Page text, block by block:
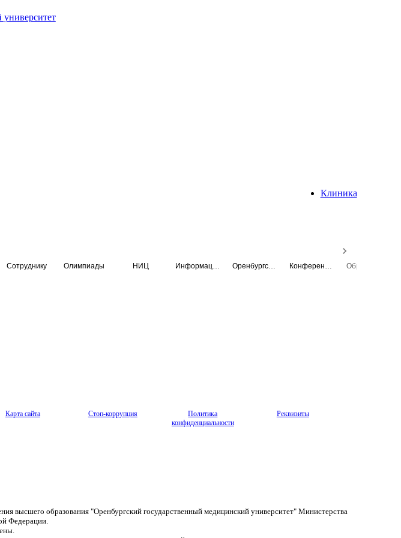
Клиника
Сотруднику Олимпиады НИЦ
Карта сайта Стоп-коррупция
Политика
конфиденциальности
Реквизиты
высшего образования "Оренбургский государственный медицинский университет" Министерства
Федерации.